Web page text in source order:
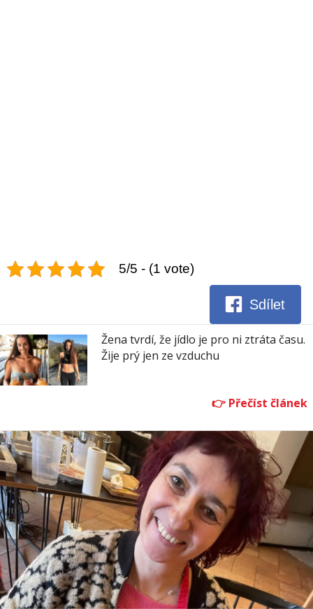
5/5 - (1 vote)
Sdílet
Žena tvrdí, že jídlo je pro ni ztráta času.
Žije prý jen ze vzduchu